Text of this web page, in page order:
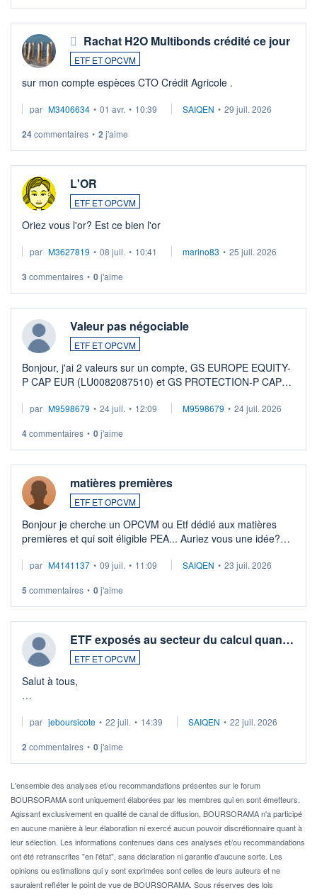
Rachat H2O Multibonds crédité ce jour
ETF ET OPCVM
sur mon compte espèces CTO Crédit Agricole .
par M3406634 • 01 avr. • 10:39 SAIQEN • 29 juil. 2026
24commentaires • 2 j'aime
L'OR
ETF ET OPCVM
Oriez vous l'or? Est ce bien l'or
par M3627819 • 08 juil. • 10:41 marino83 • 25 juil. 2026
3 commentaires • 0j'aime
Valeur pas négociable
ETF ET OPCVM
Bonjour, j'ai 2 valeurs sur un compte, GS EUROPE EQUITY-
P CAP EUR (LU0082087510) et GS PROTECTION-P CAP
veux procéder à la vente, on me signale ...
par M9598679 • 24 juil. • 12:09 M9598679 • 24 juil. 2026
4commentaires • 0j'aime
matières premières
ETF ET OPCVM
Bonjour je cherche un OPCVM ou Etf dédié aux matières
premières et qui soit éligible PEA... Auriez vous une idée?
par M4141137 • 09 juil. • 11:09 SAIQEN • 23 juil. 2026
5 commentaires • 0j'aime
ETF exposés au secteur du calcul quan…
ETF ET OPCVM
Salut à tous,
via un ETF plutôt que des actions individuelles.
Idéalement, je voudrais qu'il soit éligible au PEA.
Pour l' ...
par jeboursicote • 22 juil. • 14:39 SAIQEN • 22 juil. 2026
2 commentaires • 0j'aime
L'ensemble des analyses et/ou recommandations présentes sur le forum
BOURSORAMA sont uniquement élaborées par les membres qui en sont émetteurs.
Agissant exclusivement en qualité de canal de diffusion, BOURSORAMA n'a participé
en aucune manière à leur élaboration ni exercé aucun pouvoir discrétionnaire quant à
leur sélection. Les informations contenues dans ces analyses et/ou recommandations
ont été retranscrites "en l'état", sans déclaration ni garantie d'aucune sorte. Les
opinions ou estimations qui y sont exprimées sont celles de leurs auteurs et ne
sauraient refléter le point de vue de BOURSORAMA. Sous réserves des lois